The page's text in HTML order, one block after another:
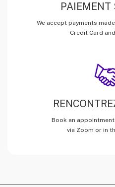
PAIEMENT
We accept payments
Credit Card
Book an
via Zoom or in